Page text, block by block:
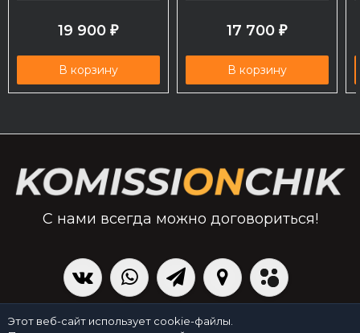
19 900 ₽
В корзину
17 700 ₽
В корзину
С нами всегда можно договориться!
Политика персональных данных | Создано командой x³.run
Этот веб-сайт использует cookie-файлы.